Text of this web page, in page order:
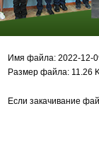
Имя файла: 2022-12-
Размер файла: 11.26
Если закачивание